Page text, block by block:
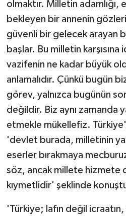
olmaktır. Milletin adamlığı,
bekleyen bir annenin
güvenli bir gelecek arayan
başlar. Bu milletin karşısına
vazifenin ne kadar büyük
anlamalıdır. Çünkü bugün
görev, yalnızca bugünün
değildir. Biz aynı zamanda
etmekle mükellefiz.
'devlet burada, milletinin
eserler bırakmaya
söz, ancak millete hizmete
kıymetlidir' şeklinde
'Türkiye; lafın değil icraatın,